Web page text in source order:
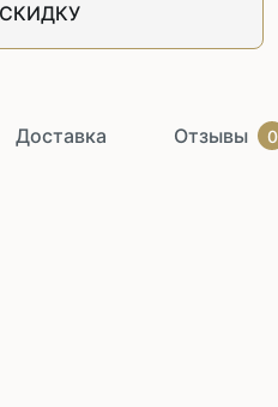
Доставка Отзывы 0